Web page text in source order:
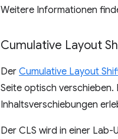
Weitere Informationen
Cumulative Layout
Der Cumulative Layout
Seite optisch verschieben.
Inhaltsverschiebungen
Der CLS wird in einer Lab-